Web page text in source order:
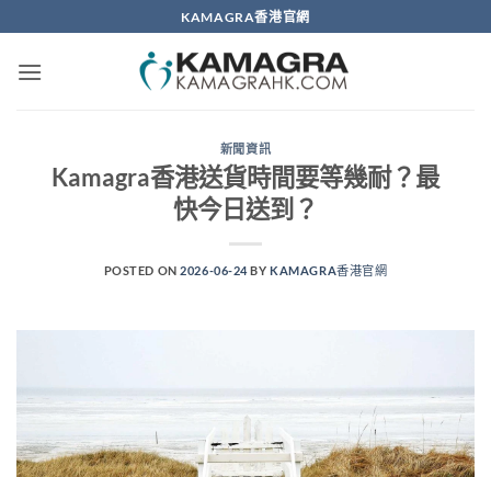
to
content
KAMAGRA香港官網
新聞資訊
Kamagra香港送貨時間要等幾耐？最
快今日送到？
POSTED ON2026-06-24BYKAMAGRA香港官網